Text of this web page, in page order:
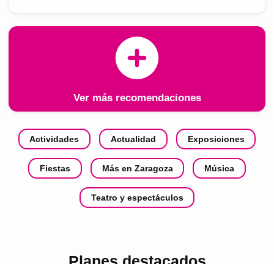
Ver más recomendaciones
Actividades Actualidad Exposiciones
Fiestas Más en Zaragoza Música
Teatro y espectáculos